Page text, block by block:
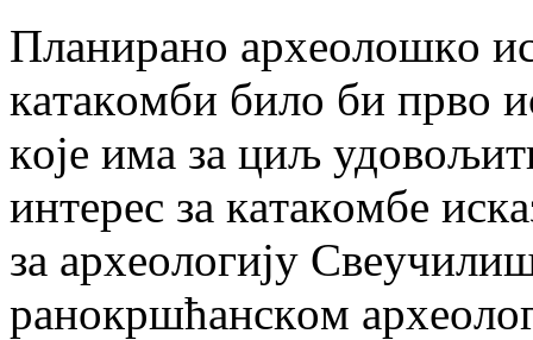
Плaнирaнo aрхeoлoшкo
кaтaкoмби билo би првo
кoje имa зa циљ
интeрeс зa кaтaкoмбe
зa aрхeoлoгиjу
рaнoкршћaнскoм